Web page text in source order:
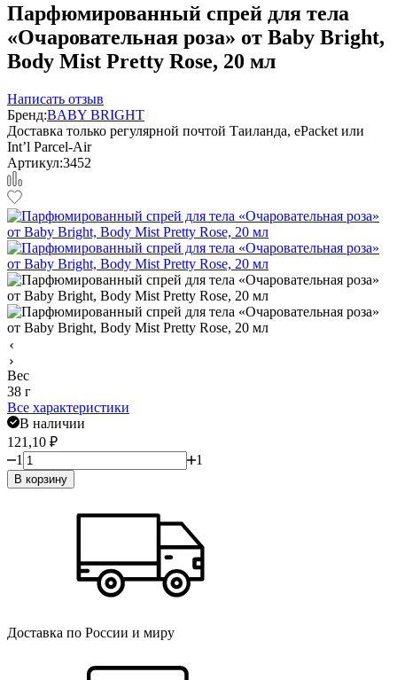
Парфюмированный спрей для тела
«Очаровательная роза» от Baby Bright,
Body Mist Pretty Rose, 20 мл
Написать отзыв
Бренд:BABY BRIGHT
Доставка только регулярной почтой Таиланда, ePacket или
Int’l Parcel-Air
Артикул:3452
Вес
38 г
Все характеристики
В наличии
121,10 ₽
1
1
В корзину
Доставка по России и миру